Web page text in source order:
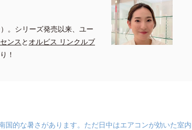
。シリーズ発売以来、ユー
ンス と オルビス リンクルブ
！
国的な暑さがあります。ただ日中はエアコンが効いた室内